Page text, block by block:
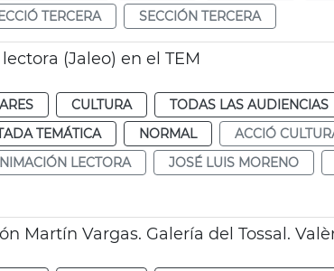
TERCERA SECCIÓN TERCERA
(Jaleo) en el TEM
CULTURA TODAS LAS AUDIENCIAS
TEMÁTICA NORMAL ACCIÓ
LECTORA JOSÉ LUIS MORENO
Martín Vargas. Galería del Tossal.